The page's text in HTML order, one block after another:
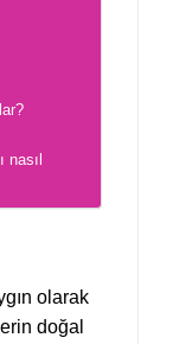
olarak
doğal